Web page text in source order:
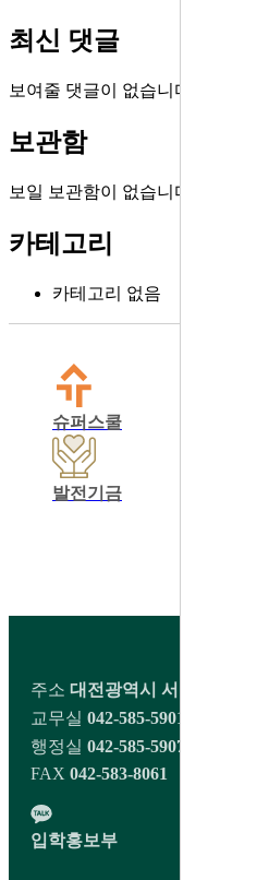
최신 댓글
보여줄 댓글이 없습니다.
보관함
보일 보관함이 없습니다.
카테고리
카테고리 없음
슈퍼스쿨
발전기금
주소 대전광역시 서구 오량1길
교무실 042-585-5901~2
행정실 042-585-5907
FAX 042-583-8061
입학홍보부